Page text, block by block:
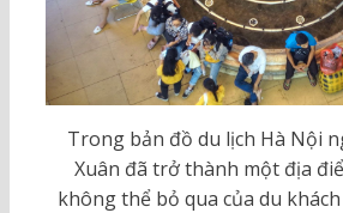
Trong bản đồ du lịch Hà Nội
Xuân đã trở thành một địa
không thể bỏ qua của du